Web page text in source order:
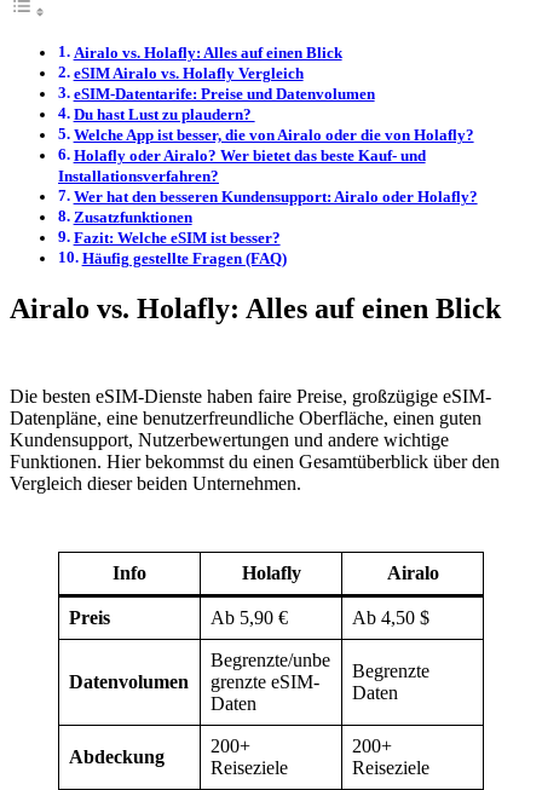
Airalo vs. Holafly: Alles auf einen Blick
eSIM Airalo vs. Holafly Vergleich
eSIM-Datentarife: Preise und Datenvolumen
Du hast Lust zu plaudern?
Welche App ist besser, die von Airalo oder die von Holafly?
Holafly oder Airalo? Wer bietet das beste Kauf- und
Installationsverfahren?
Wer hat den besseren Kundensupport: Airalo oder Holafly?
Zusatzfunktionen
Fazit: Welche eSIM ist besser?
Häufig gestellte Fragen (FAQ)
Airalo vs. Holafly: Alles auf einen Blick
Die besten eSIM-Dienste haben faire Preise, großzügige eSIM-
Datenpläne, eine benutzerfreundliche Oberfläche, einen guten
Kundensupport, Nutzerbewertungen und andere wichtige
Funktionen. Hier bekommst du einen Gesamtüberblick über den
Vergleich dieser beiden Unternehmen.
Info Holafly Airalo
Preis Ab 5,90 € Ab 4,50 $
Datenvolumen
Begrenzte/unbe
grenzte eSIM-
Daten
Begrenzte
Daten
Abdeckung
200+
Reiseziele
200+
Reiseziele